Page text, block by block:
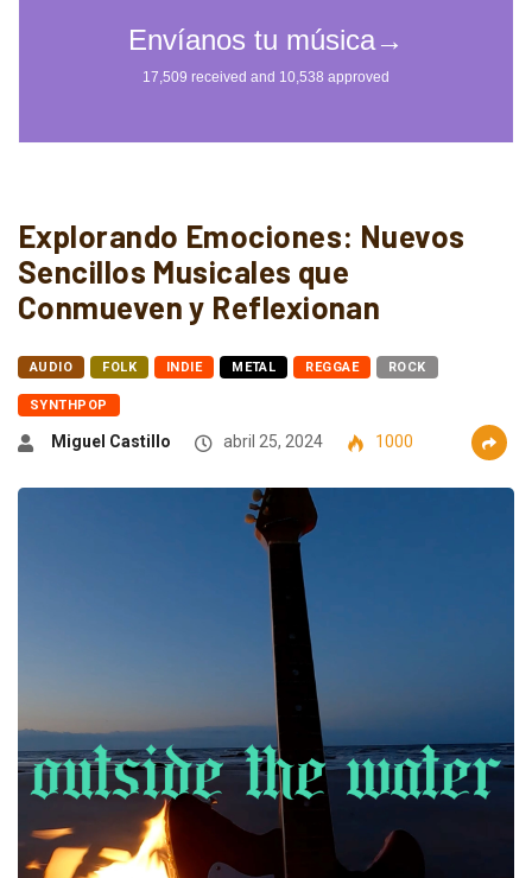
Explorando Emociones: Nuevos
Sencillos Musicales que
Conmueven y Reflexionan
AUDIO FOLK INDIE METAL REGGAE ROCK
SYNTHPOP
Miguel Castillo abril 25, 2024 1000